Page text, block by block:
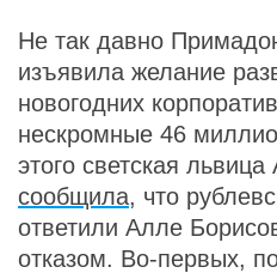
Не так давно
изъявила желание
новогодних
нескромные 46
этого светская
сообщила, что
ответили Алле
отказом. Во-первых,